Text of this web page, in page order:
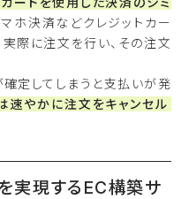
ホ決済などクレジットカー
際に注文を行い、その注文
定してしまうと支払いが発
速やかに注文をキャンセル
実現するEC構築サ